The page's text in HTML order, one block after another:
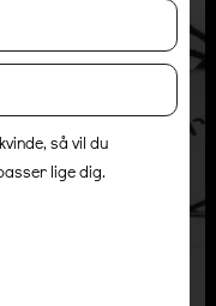
så vil du
lige dig.